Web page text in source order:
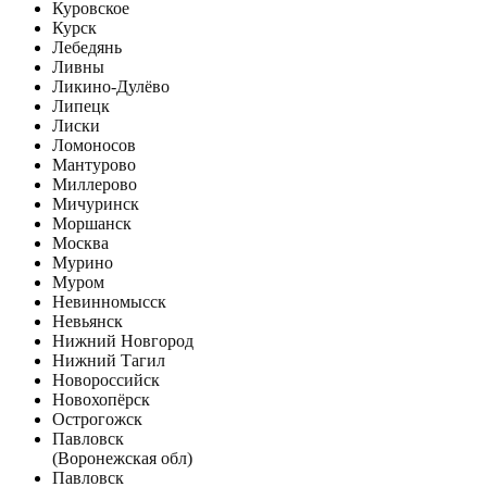
Куровское
Курск
Лебедянь
Ливны
Ликино-Дулёво
Липецк
Лиски
Ломоносов
Мантурово
Миллерово
Мичуринск
Моршанск
Москва
Мурино
Муром
Невинномысск
Невьянск
Нижний Новгород
Нижний Тагил
Новороссийск
Новохопёрск
Острогожск
Павловск
(Воронежская обл)
Павловск